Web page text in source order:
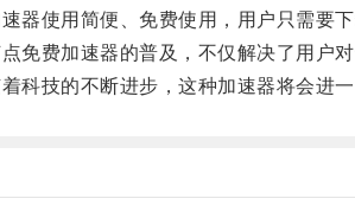
使用简便、免费使用，用户只需要下
费加速器的普及，不仅解决了用户对
技的不断进步，这种加速器将会进一